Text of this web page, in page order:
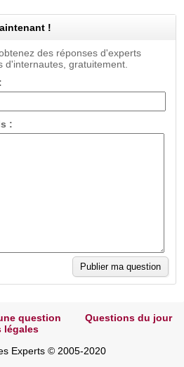
!
des réponses d'experts
d'internautes, gratuitement.
:
question
Questions du jour
légales
Experts © 2005-2020